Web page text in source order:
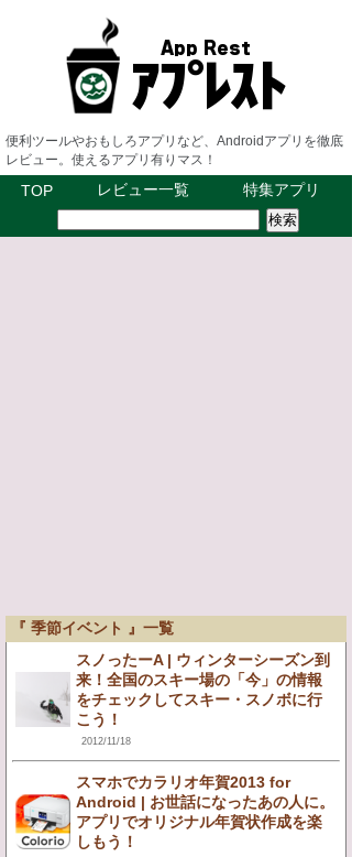
便利ツールやおもしろアプリなど、Androidアプリを徹底
レビュー。使えるアプリ有りマス！
TOP レビュー一覧 特集アプリ
『 季節イベント 』一覧
スノったーA | ウィンターシーズン到
来！全国のスキー場の「今」の情報
をチェックしてスキー・スノボに行
こう！
2012/11/18
スマホでカラリオ年賀2013 for
Android | お世話になったあの人に。
アプリでオリジナル年賀状作成を楽
しもう！